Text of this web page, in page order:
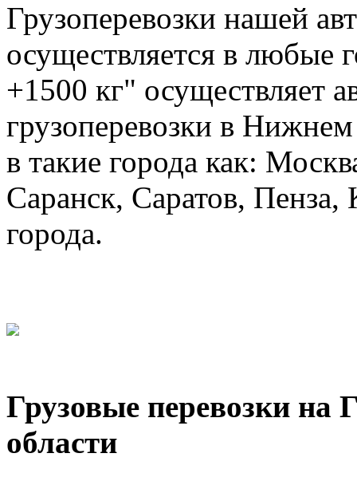
Грузоперевозки нашей
осуществляется в любые
+1500 кг" осуществляет
грузоперевозки в
в такие города как:
Саранск, Саратов, Пенза,
города.
Грузовые перевозки на
области